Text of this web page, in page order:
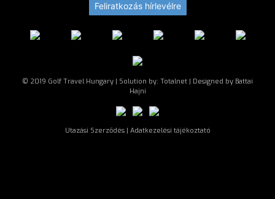
Feliratkozás hírlevélre
© 2019 Golf Travel Hungary | Solution by: Totalnet | Designed by Battai
Hajni
Utazási Szerződés| Adatkezelési tájékoztató